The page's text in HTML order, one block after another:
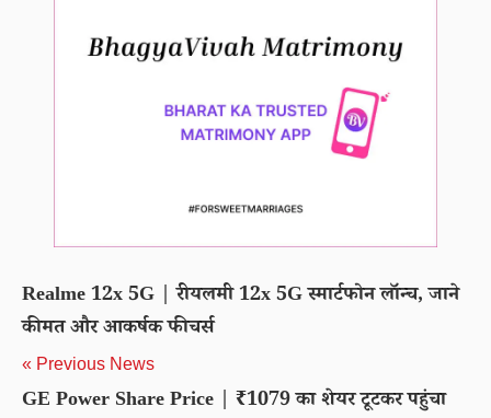
Realme 12x 5G | रीयलमी 12x 5G स्मार्टफोन लॉन्च, जाने
कीमत और आकर्षक फीचर्स
« Previous News
GE Power Share Price | ₹1079 का शेयर टूटकर पहुंचा